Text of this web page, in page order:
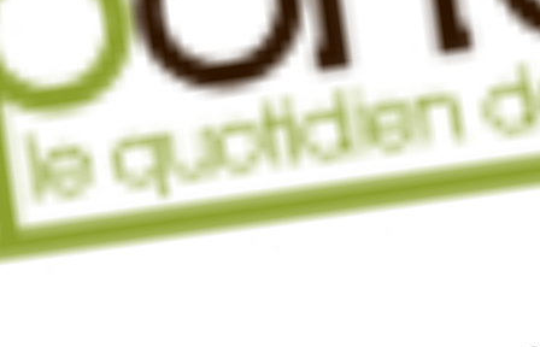
Valeurs
Équipes et
fonctionnement
Le réseau dans le monde
Nos alliés
Je soutiens les Amis de la
Terre
Mode : une
destructrice
Gaz au
violence
Nos autres